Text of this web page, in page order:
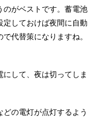
のがベストです。蓄電池
定しておけば夜間に自動
代替策になりますね。
して、夜は切ってしま
の電灯が点灯するよう